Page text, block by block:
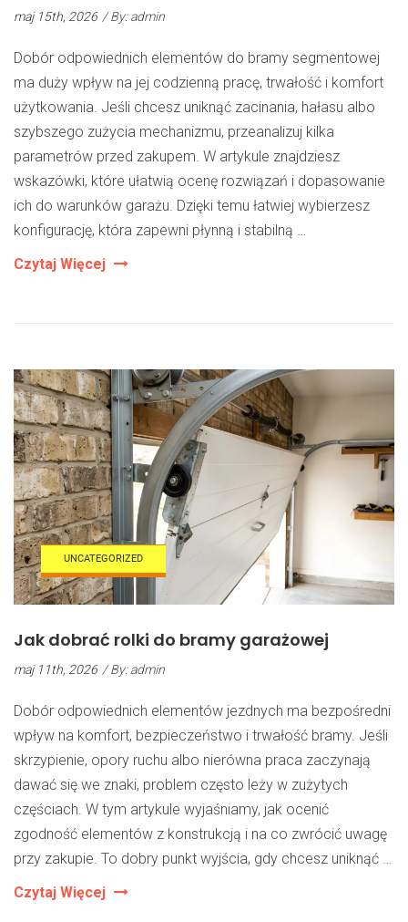
maj 15th, 2026 / By: admin
Dobór odpowiednich elementów do bramy segmentowej
ma duży wpływ na jej codzienną pracę, trwałość i komfort
użytkowania. Jeśli chcesz uniknąć zacinania, hałasu albo
szybszego zużycia mechanizmu, przeanalizuj kilka
parametrów przed zakupem. W artykule znajdziesz
wskazówki, które ułatwią ocenę rozwiązań i dopasowanie
ich do warunków garażu. Dzięki temu łatwiej wybierzesz
konfigurację, która zapewni płynną i stabilną …
Czytaj Więcej Jak
Segmentowej
UNCATEGORIZED
Jak dobrać rolki do bramy garażowej
maj 11th, 2026 / By: admin
Dobór odpowiednich elementów jezdnych ma bezpośredni
wpływ na komfort, bezpieczeństwo i trwałość bramy. Jeśli
skrzypienie, opory ruchu albo nierówna praca zaczynają
dawać się we znaki, problem często leży w zużytych
częściach. W tym artykule wyjaśniamy, jak ocenić
zgodność elementów z konstrukcją i na co zwrócić uwagę
przy zakupie. To dobry punkt wyjścia, gdy chcesz uniknąć …
Czytaj Więcej Jak